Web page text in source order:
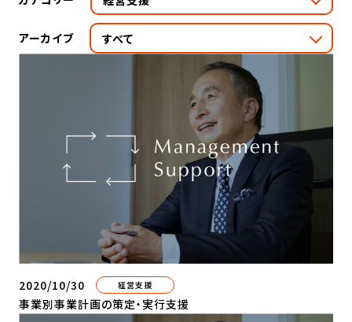
アーカイブ すべて
2020/10/30 経営支援
事業別事業計画の策定・実行支援